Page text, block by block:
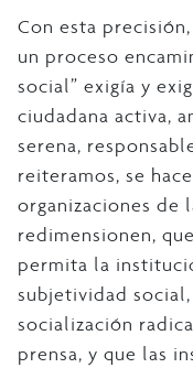
Con esta
un proceso
social” exigía y
ciudadana activa,
serena,
reiteramos, se
organizaciones de
redimensionen,
permita la
subjetividad
socialización
prensa, y que las